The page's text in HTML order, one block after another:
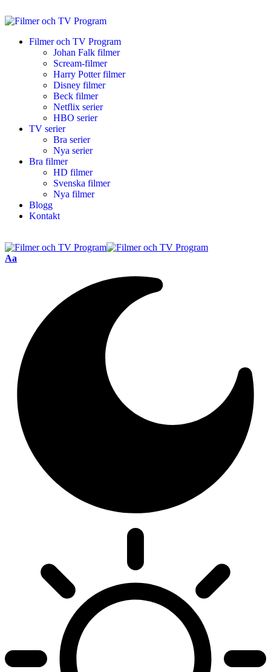
Filmer och TV Program
Johan Falk filmer
Scream-filmer
Harry Potter filmer
Disney filmer
Beck filmer
Netflix serier
HBO serier
TV serier
Bra serier
Nya serier
Bra filmer
HD filmer
Svenska filmer
Nya filmer
Blogg
Kontakt
Aa